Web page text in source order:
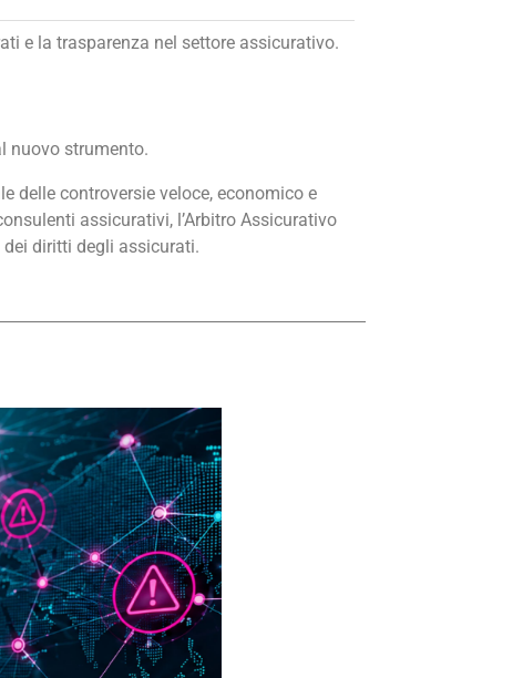
e la trasparenza nel settore assicurativo.
nuovo strumento.
delle controversie veloce, economico e
assicurativi, l’Arbitro Assicurativo
diritti degli assicurati.